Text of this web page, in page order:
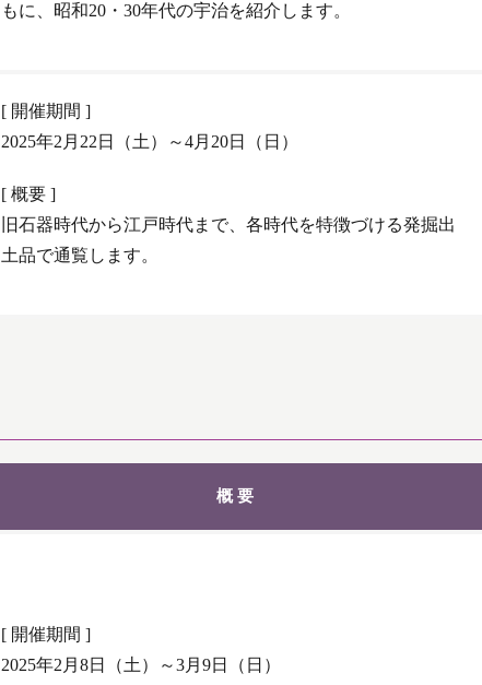
もに、昭和20・30年代の宇治を紹介します。
[ 開催期間 ]
2025年2月22日（土）～4月20日（日）
[ 概要 ]
旧石器時代から江戸時代まで、各時代を特徴づける発掘出
土品で通覧します。
概要
[ 開催期間 ]
2025年2月8日（土）～3月9日（日）